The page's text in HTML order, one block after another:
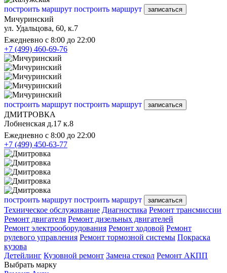
построить маршрут построить маршрут записаться
Мичуринский
ул. Удальцова, 60, к.7
Ежедневно с 8:00 до 22:00
+7 (499) 460-69-76
построить маршрут построить маршрут записаться
ДМИТРОВКА
Лобненская д.17 к.8
Ежедневно с 8:00 до 22:00
+7 (499) 450-63-77
построить маршрут построить маршрут записаться
Техническое обслуживание Диагностика Ремонт трансмиссии
Ремонт двигателя Ремонт дизельных двигателей
Ремонт электрооборудования Ремонт ходовой Ремонт
рулевого управления Ремонт тормозной системы Покраска
кузова
Детейлинг Кузовной ремонт Замена стекол Ремонт АКПП
Выбрать марку